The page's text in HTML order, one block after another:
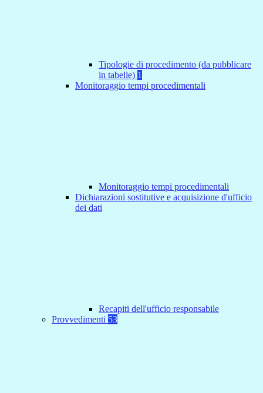
Tipologie di procedimento (da pubblicare
in tabelle) 1
Monitoraggio tempi procedimentali
Monitoraggio tempi procedimentali
Dichiarazioni sostitutive e acquisizione d'ufficio
dei dati
Recapiti dell'ufficio responsabile
Provvedimenti 53